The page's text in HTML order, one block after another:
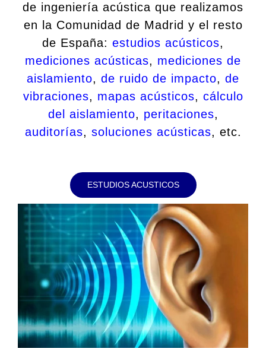
de ingeniería acústica que realizamos
en la Comunidad de Madrid y el resto
de España: estudios acústicos,
mediciones acústicas, mediciones de
aislamiento, de ruido de impacto, de
vibraciones, mapas acústicos, cálculo
del aislamiento, peritaciones,
auditorías, soluciones acústicas, etc.
ESTUDIOS ACUSTICOS